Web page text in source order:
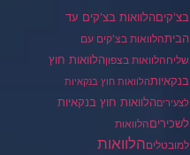
בצ'קיםהלוואות בצ'קים עד
הביתהלוואות בצ'קים עם
שליחהלוואות בצפוןהלוואות חוץ
בנקאיותהלוואות חוץ בנקאיות
לצעיריםהלוואות חוץ בנקאיות
לשכיריםהלוואות
למובטליםהלוואות